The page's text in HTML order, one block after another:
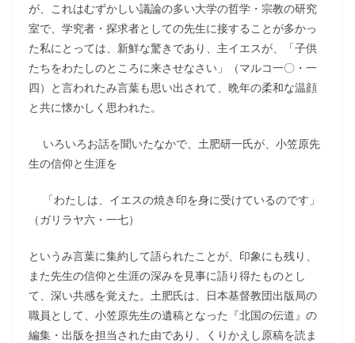
が、これはむずかしい議論の多い大学の哲学・宗教の研究
室で、学究者・探求者としての先生に接することが多かっ
た私にとっては、新鮮な驚きであり、主イエスが、「子供
たちをわたしのところに来させなさい」（マルコ一〇・一
四）と言われたみ言葉も思い出されて、晩年の柔和な温顔
と共に懐かしく思われた。
いろいろお話を聞いたなかで、土肥研一氏が、小笠原先
生の信仰と生涯を
「わたしは、イエスの焼き印を身に受けているのです」
（ガリラヤ六・一七）
というみ言葉に集約して語られたことが、印象にも残り、
また先生の信仰と生涯の深みを見事に語り得たものとし
て、深い共感を覚えた。土肥氏は、日本基督教団出版局の
職員として、小笠原先生の遺稿となった『北国の伝道』の
編集・出版を担当された由であり、くりかえし原稿を読ま